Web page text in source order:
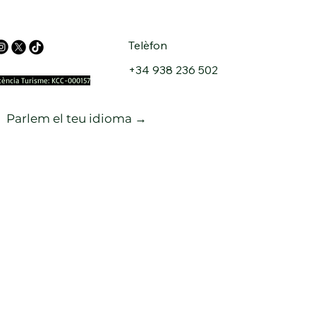
Telèfon
Turisme: KCC-000157
+34 938 236 502
Parlem el teu idioma →